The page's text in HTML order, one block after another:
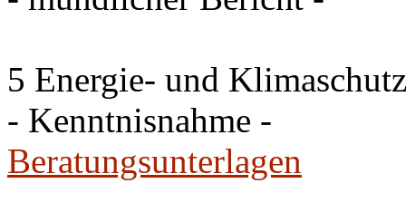
5 Energie- und
- Kenntnisnahme -
Beratungsunterlagen